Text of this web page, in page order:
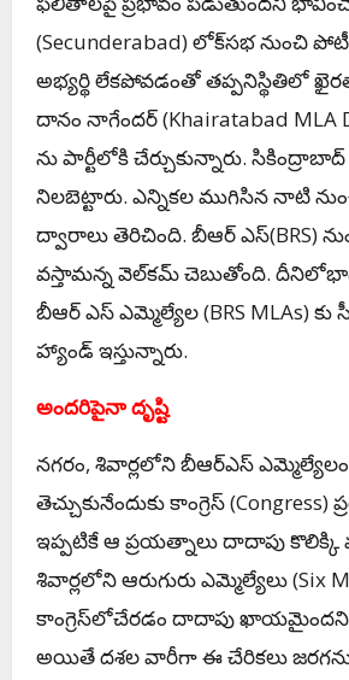
(Secunderabad)లోక్‌స‌భ నుంచి
అభ్య‌ర్థి లేక‌పోవ‌డంతో త‌ప్ప‌నిస్థితిలో
దానం నాగేంద‌ర్ (Khairatabad MLA
ను పార్టీలోకి చేర్చుకున్నారు.
నిల‌బెట్టారు. ఎన్నిక‌ల ముగిసిన నాటి
ద్వారాలు తెరిచింది. బీఆర్ ఎస్(BRS)
వ‌స్తామ‌న్న వెల్‌క‌మ్ చెబుతోంది.
బీఆర్ ఎస్ ఎమ్మెల్యేల‌ (BRS MLAs)కు
హ్యాండ్ ఇస్తున్నారు.
అంద‌రిపైనా దృష్టి
న‌గ‌రం, శివార్లలోని బీఆర్‌ఎస్‌
తెచ్చుకునేందుకు కాంగ్రెస్
ఇప్ప‌టికే ఆ ప్రయత్నాలు దాదాపు
శివార్లలోని ఆరుగురు ఎమ్మెల్యేలు (Six
కాంగ్రెస్‌లోచేరడం దాదాపు ఖాయ‌మైంద‌ని
అయితే దశల వారీగా ఈ చేరికలు